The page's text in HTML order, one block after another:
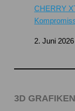
CHERRY
2. Juni 2026
3D